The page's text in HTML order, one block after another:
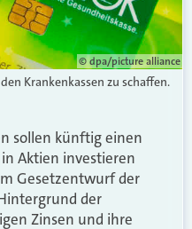
© dpa/picture alliance
Krankenkassen zu schaffen.
sollen künftig einen
Aktien investieren
Gesetzentwurf der
der
Zinsen und ihre